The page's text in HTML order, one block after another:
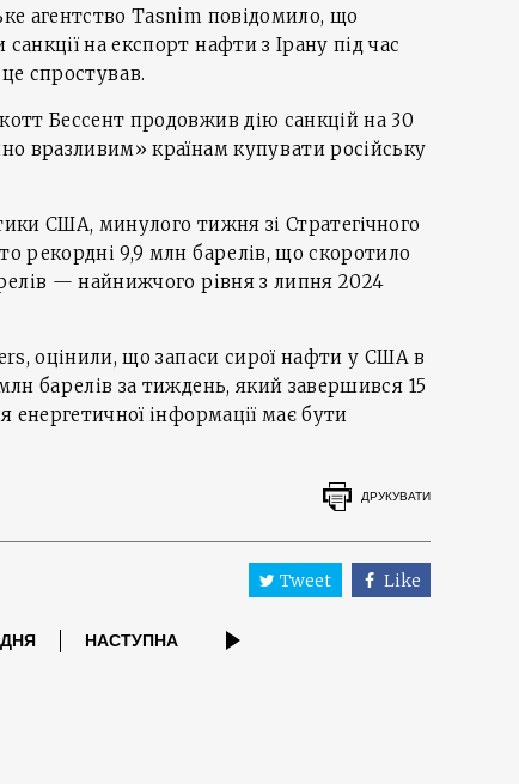
агентство Tasnim повідомило, що
на експорт нафти з Ірану під час
спростував.
Бессент продовжив дію санкцій на 30
вразливим» країнам купувати російську
США, минулого тижня зі Стратегічного
рекордні 9,9 млн барелів, що скоротило
— найнижчого рівня з липня 2024
оцінили, що запаси сирої нафти у США в
барелів за тиждень, який завершився 15
енергетичної інформації має бути
ДРУКУВАТИ
Tweet Like
НАСТУПНА